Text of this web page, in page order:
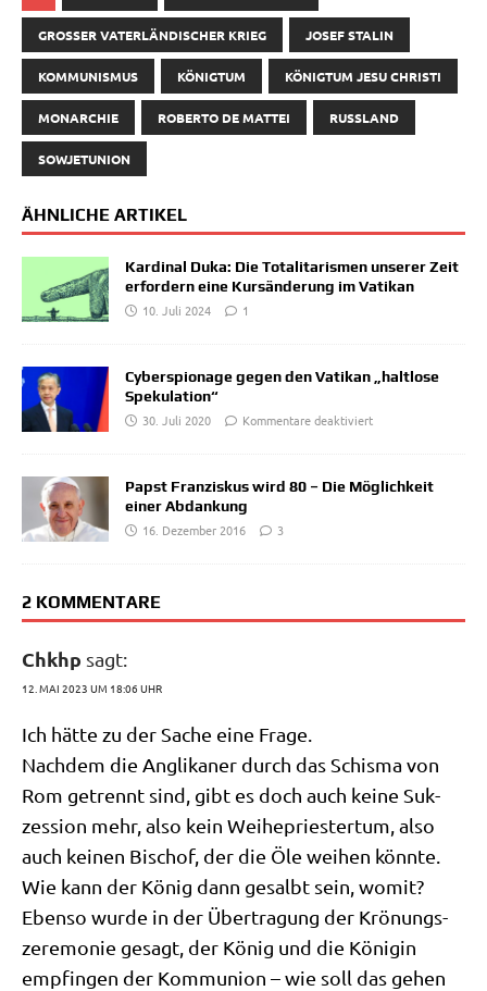
GROSSER VATERLÄNDISCHER KRIEG JOSEF STALIN
KOMMUNISMUS KÖNIGTUM KÖNIGTUM JESU CHRISTI
MONARCHIE ROBERTO DE MATTEI RUSSLAND
SOWJETUNION
ÄHNLICHE ARTIKEL
Kardinal Duka: Die Totalitarismen unserer Zeit
erfordern eine Kursänderung im Vatikan
10. Juli 2024
1
Cyberspionage gegen den Vatikan „haltlose
Spekulation“
30. Juli 2020
Kommentare deaktiviert
Papst Franziskus wird 80 – Die Möglichkeit
einer Abdankung
16. Dezember 2016
3
2 KOMMENTARE
Chkhp sagt:
12. MAI 2023 UM 18:06 UHR
Ich hät­te zu der Sache eine Frage.
Nach­dem die Angli­ka­ner durch das Schis­ma von
Rom getrennt sind, gibt es doch auch kei­ne Suk­
zes­si­on mehr, also kein Wei­he­prie­ster­tum, also
auch kei­nen Bischof, der die Öle wei­hen könnte.
Wie kann der König dann gesalbt sein, womit?
Eben­so wur­de in der Über­tra­gung der Krö­nungs­
ze­re­mo­nie gesagt, der König und die Köni­gin
emp­fin­gen der Kom­mu­ni­on – wie soll das gehen